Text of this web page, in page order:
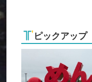
ピックアップ